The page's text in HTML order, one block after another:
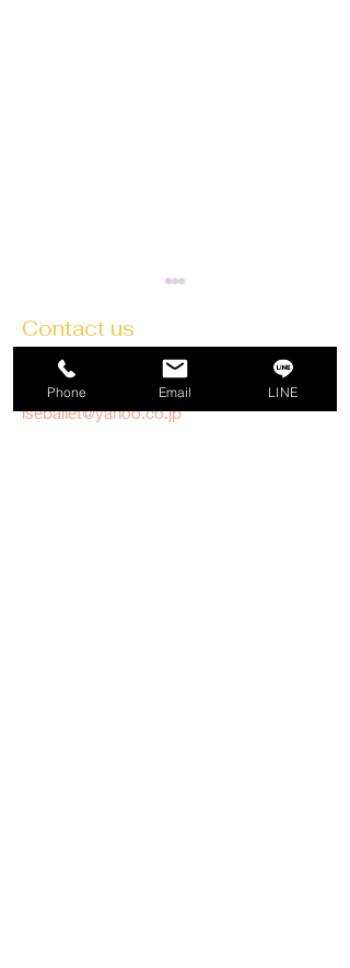
Contact us
名古屋市中区錦1-15-13
佐久間ビル２F
iseballet@yahoo.co.jp
Phone Email LINE